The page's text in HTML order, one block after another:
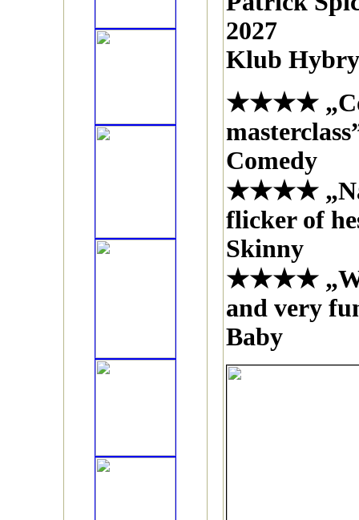
2027
Klub
★★★★
Comedy
★★★★
flicker of
Skinny
★★★★
and very
Baby